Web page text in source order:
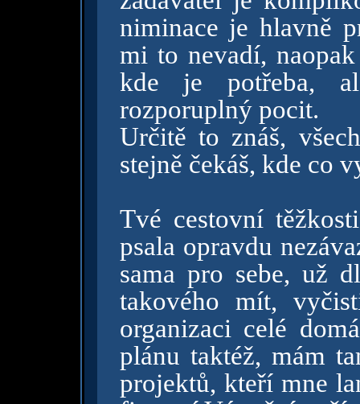
niminace je hlavně
mi to nevadí,
kde je potřeba,
rozporuplný pocit.
Určitě to znáš,
stejně čekáš, kde co
Tvé cestovní
psala opravdu
sama pro sebe, už
takového mít,
organizaci celé
plánu taktéž, mám
projektů, kteří mne